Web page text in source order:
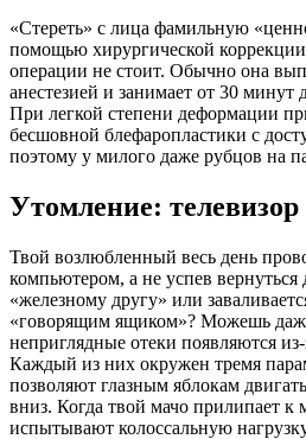
«Стереть» с лица фамильную
помощью хирургической
операции не стоит. Обычно она
анестезией и занимает от 30 минут
При легкой степени деформации
бесшовной блефаропластики с
поэтому у милого даже рубцов на
Утомление:
Твой возлюбленный весь день
компьютером, а не успев
«железному другу» или
«говорящим ящиком»? Можешь
неприглядные отеки появляются из-
Каждый из них окружен тремя
позволяют глазным яблокам
вниз. Когда твой мачо прилипает к
испытывают колоссальную